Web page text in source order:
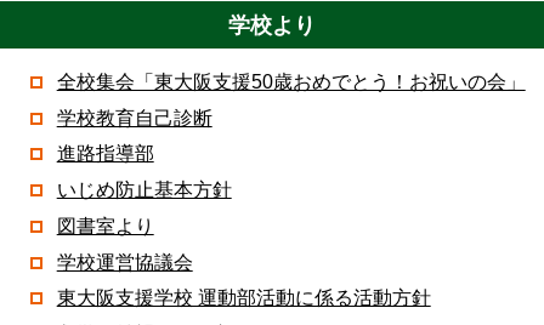
学校より
全校集会「東大阪支援50歳おめでとう！お祝いの会」
学校教育自己診断
進路指導部
いじめ防止基本方針
図書室より
学校運営協議会
東大阪支援学校 運動部活動に係る活動方針